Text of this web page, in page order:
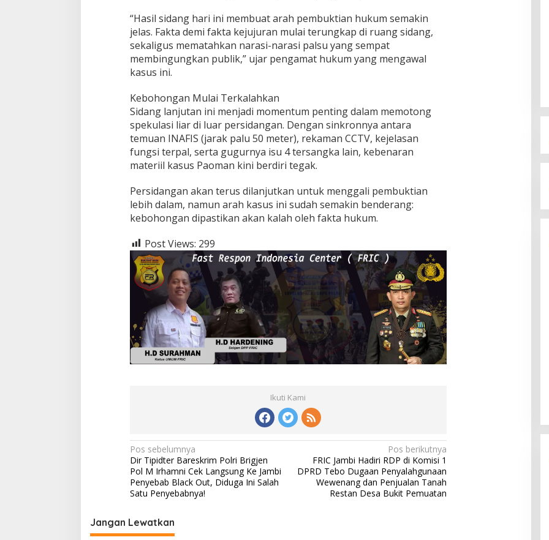
“Hasil sidang hari ini membuat arah pembuktian hukum semakin
jelas. Fakta demi fakta kejujuran mulai terungkap di ruang sidang,
sekaligus mematahkan narasi-narasi palsu yang sempat
membingungkan publik,” ujar pengamat hukum yang mengawal
kasus ini.
Kebohongan Mulai Terkalahkan
Sidang lanjutan ini menjadi momentum penting dalam memotong
spekulasi liar di luar persidangan. Dengan sinkronnya antara
temuan INAFIS (jarak palu 50 meter), rekaman CCTV, kejelasan
fungsi terpal, serta gugurnya isu 4 tersangka lain, kebenaran
materiil kasus Paoman kini berdiri tegak.
Persidangan akan terus dilanjutkan untuk menggali pembuktian
lebih dalam, namun arah kasus ini sudah semakin benderang:
kebohongan dipastikan akan kalah oleh fakta hukum.
Post Views: 299
Ikuti Kami
Navigasi
pos
Pos sebelumnya
Dir Tipidter Bareskrim Polri Brigjen
Pol M Irhamni Cek Langsung Ke Jambi
Penyebab Black Out, Diduga Ini Salah
Satu Penyebabnya!
Pos berikutnya
FRIC Jambi Hadiri RDP di Komisi 1
DPRD Tebo Dugaan Penyalahgunaan
Wewenang dan Penjualan Tanah
Restan Desa Bukit Pemuatan
Jangan Lewatkan